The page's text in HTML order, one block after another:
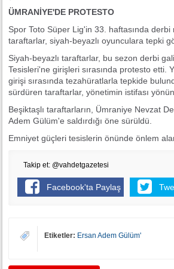
ÜMRANİYE'DE PROTESTO
Spor Toto Süper Lig'in 33. haftasında
taraftarlar, siyah-beyazlı oyunculara tepki
Siyah-beyazlı taraftarlar, bu sezon derbi
Tesisleri'ne girişleri sırasında protesto etti.
girişi sırasında tezahüratlarla tepkide
sürdüren taraftarlar, yönetimin istifası
Beşiktaşlı taraftarların, Ümraniye Nevzat
Adem Gülüm'e saldırdığı öne sürüldü.
Emniyet güçleri tesislerin önünde önlem
Takip et: @vahdetgazetesi
Facebook'ta Paylaş
Etiketler: Ersan Adem Gülüm'